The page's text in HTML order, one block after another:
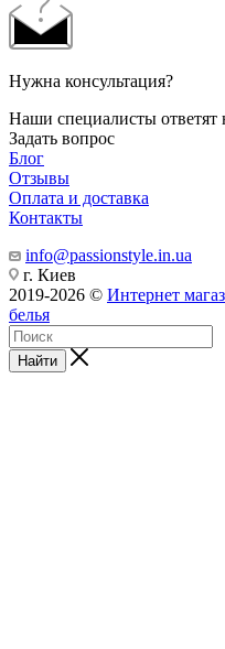
Нужна консультация?
Наши специалисты
Задать вопрос
Блог
Отзывы
Оплата и доставка
Контакты
info@passionstyle.in.ua
г. Киев
2019-2026 © Интернет
белья
Найти